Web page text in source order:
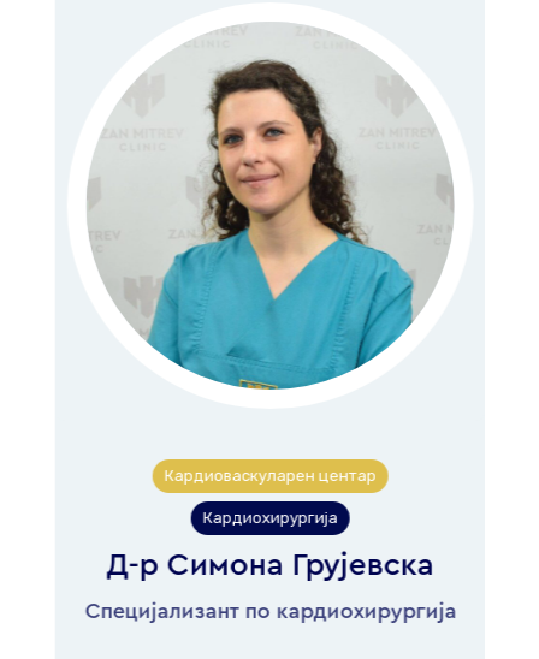
Кардиоваскуларен центар
Кардиохирургија
Д-р Симона Грујевска
Специјализант по кардиохирургија